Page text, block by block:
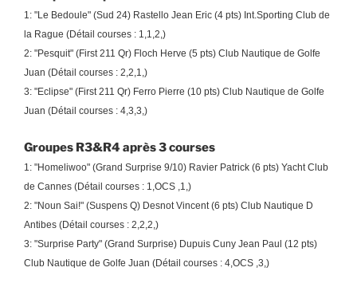
1: "Le Bedoule" (Sud 24) Rastello Jean Eric (4 pts) Int.Sporting Club de
la Rague (Détail courses : 1,1,2,)
2: "Pesquit" (First 211 Qr) Floch Herve (5 pts) Club Nautique de Golfe
Juan (Détail courses : 2,2,1,)
3: "Eclipse" (First 211 Qr) Ferro Pierre (10 pts) Club Nautique de Golfe
Juan (Détail courses : 4,3,3,)
Groupes R3&R4 après 3 courses
1: "Homeliwoo" (Grand Surprise 9/10) Ravier Patrick (6 pts) Yacht Club
de Cannes (Détail courses : 1,OCS ,1,)
2: "Noun Sai!" (Suspens Q) Desnot Vincent (6 pts) Club Nautique D
Antibes (Détail courses : 2,2,2,)
3: "Surprise Party" (Grand Surprise) Dupuis Cuny Jean Paul (12 pts)
Club Nautique de Golfe Juan (Détail courses : 4,OCS ,3,)